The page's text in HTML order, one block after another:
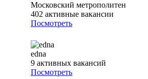
Московский метрополитен
402 активные вакансии
Посмотреть
edna
9 активных вакансий
Посмотреть